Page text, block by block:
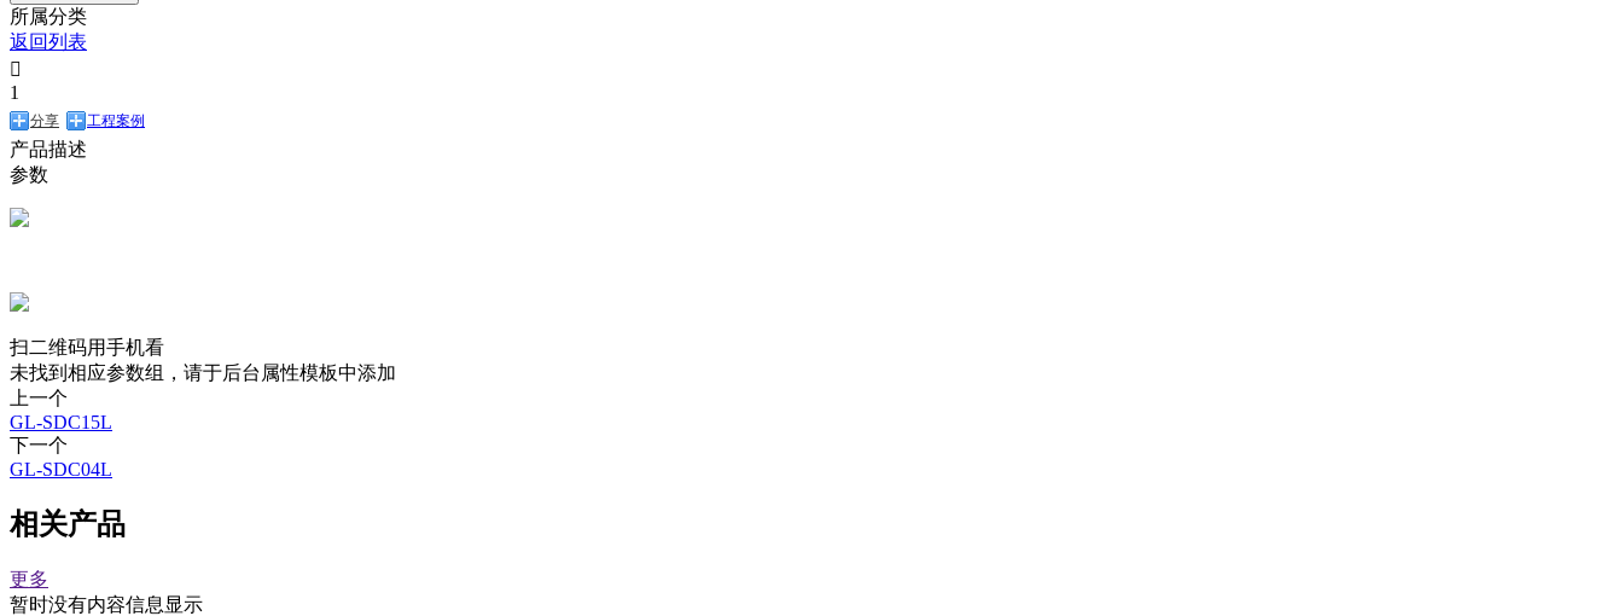
所属分类
返回列表

1
分享 工程案例
产品描述
参数
扫二维码用手机看
未找到相应参数组，请于后台属性模板中添加
上一个
GL-SDC15L
下一个
GL-SDC04L
相关产品
更多
暂时没有内容信息显示